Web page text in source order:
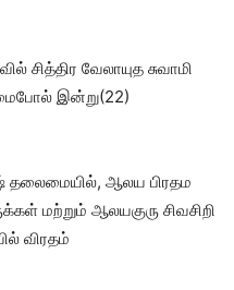
சித்திர வேலாயுத சுவாமி
இன்று(22)
தலைமையில், ஆலய பிரதம
மற்றும் ஆலயகுரு சிவசிறி
விரதம்